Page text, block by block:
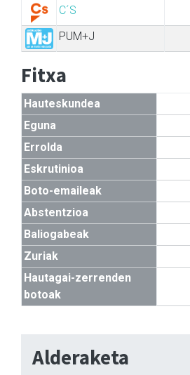
C´S
PUM+J
Fitxa
Hauteskundea
Eguna
Errolda
Eskrutinioa
Boto-emaileak
Abstentzioa
Baliogabeak
Zuriak
Hautagai-zerrenden
botoak
Alderaketa